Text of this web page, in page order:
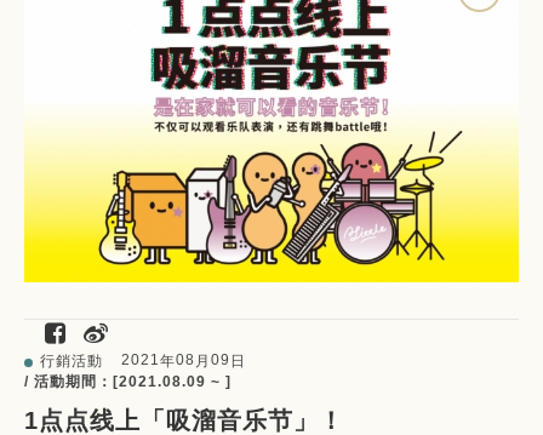
行銷活動 2021 年08 月 09 日
/ 活動期間：[2021.08.09 ~ ]
1点点线上「吸溜音乐节」！